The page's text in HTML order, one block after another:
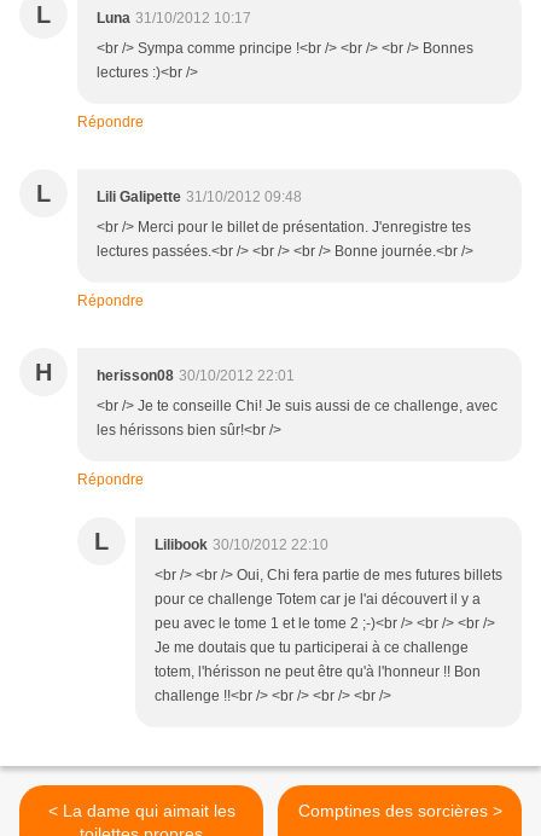
L Luna 31/10/2012 10:17
<br /> Sympa comme principe !<br /> <br /> <br /> Bonnes
lectures :)<br />
Répondre
L Lili Galipette 31/10/2012 09:48
<br /> Merci pour le billet de présentation. J'enregistre tes
lectures passées.<br /> <br /> <br /> Bonne journée.<br />
Répondre
H herisson08 30/10/2012 22:01
<br /> Je te conseille Chi! Je suis aussi de ce challenge, avec
les hérissons bien sûr!<br />
Répondre
L Lilibook 30/10/2012 22:10
<br /> <br /> Oui, Chi fera partie de mes futures billets
pour ce challenge Totem car je l'ai découvert il y a
peu avec le tome 1 et le tome 2 ;-)<br /> <br /> <br />
Je me doutais que tu participerai à ce challenge
totem, l'hérisson ne peut être qu'à l'honneur !! Bon
challenge !!<br /> <br /> <br /> <br />
< La dame qui aimait les
Comptines des sorcières >